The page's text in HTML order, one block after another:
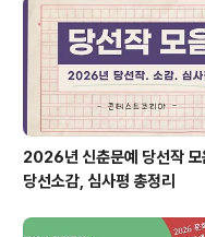
✔ [우리금융그룹] KDT [우리
* 자세한 내용은 뉴스카드를 클
니다. ..
2026년 신춘문예 당선작 모
당선소감, 심사평 총정리